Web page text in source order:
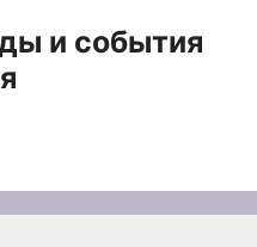
и события